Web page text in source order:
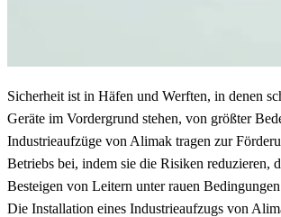
Sicherheit ist in Häfen und Werften, in denen
Geräte im Vordergrund stehen, von größter
Industrieaufzüge von Alimak tragen zur
Betriebs bei, indem sie die Risiken reduzieren,
Besteigen von Leitern unter rauen
Die Installation eines Industrieaufzugs von